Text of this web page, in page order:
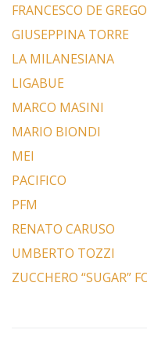
FRANCESCO DE
GIUSEPPINA TORRE
LA MILANESIANA
LIGABUE
MARCO MASINI
MARIO BIONDI
MEI
PACIFICO
PFM
RENATO CARUSO
UMBERTO TOZZI
ZUCCHERO “SUGAR”